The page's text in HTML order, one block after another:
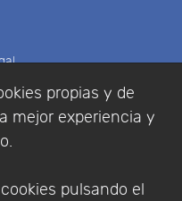
propias y de
mejor experiencia y
pulsando el
compra